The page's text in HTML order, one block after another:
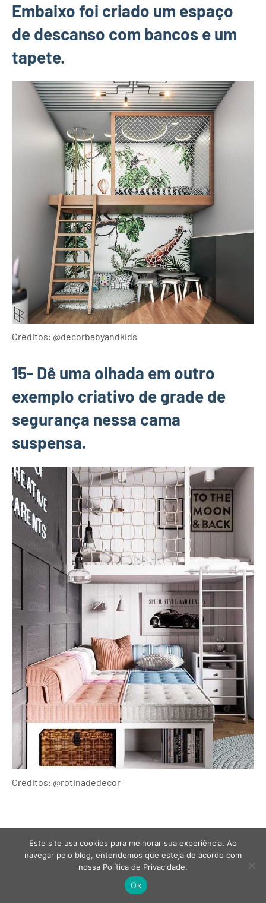
Embaixo foi criado um espaço
de descanso com bancos e um
tapete.
Créditos: @decorbabyandkids
15- Dê uma olhada em outro
exemplo criativo de grade de
segurança nessa cama
suspensa.
Créditos: @rotinadedecor
Este site usa cookies para melhorar sua experiência. Ao
navegar pelo blog, entendemos que esteja de acordo com
nossa Política de Privacidade.
Ok